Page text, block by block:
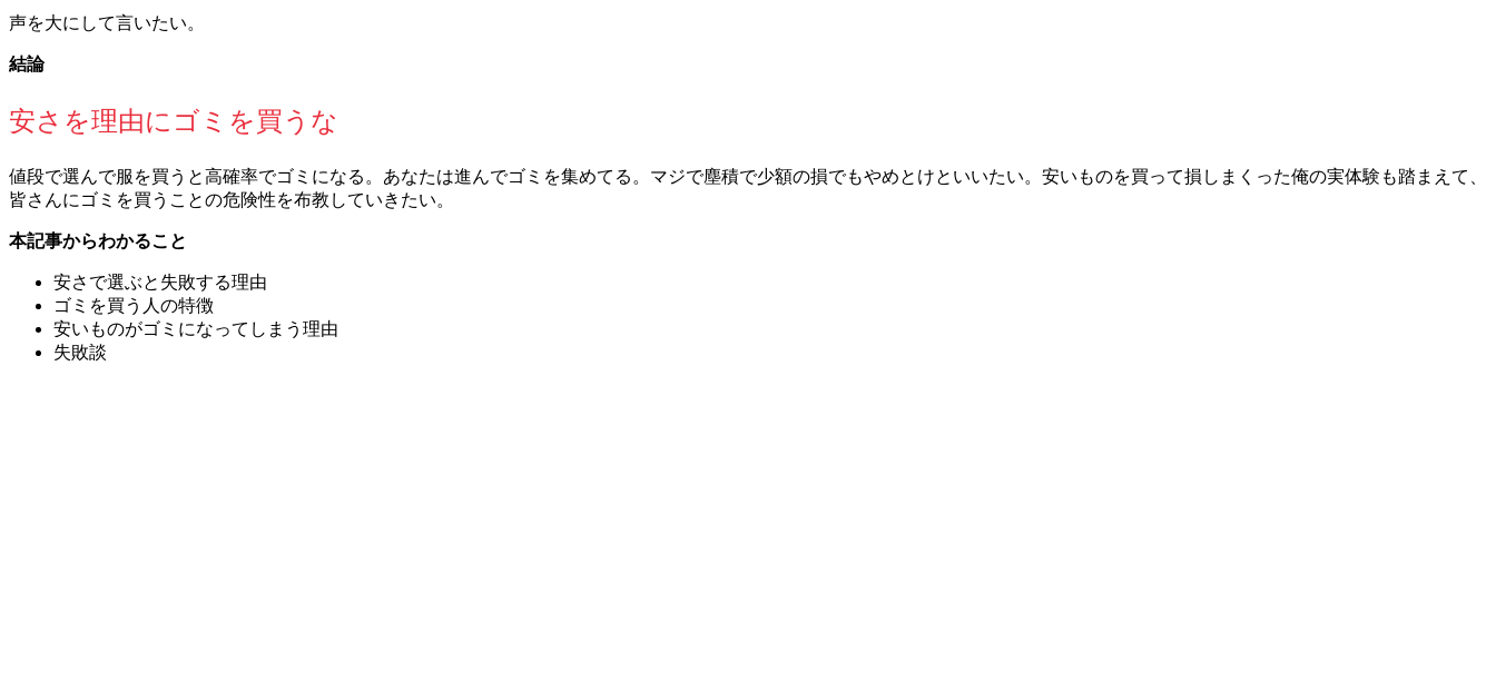
声を大にして言いたい。
結論
安さを理由にゴミを買うな
値段で選んで服を買うと高確率でゴミになる。あなたは進んでゴミを集めてる。マジで塵積で少額の損でもやめとけといいたい。安いものを買って損しまくった俺の実体験も踏まえて、
皆さんにゴミを買うことの危険性を布教していきたい。
本記事からわかること
安さで選ぶと 失敗する理由
ゴミを買う人の特徴
安いものがゴミ になってしまう 理由
失敗談